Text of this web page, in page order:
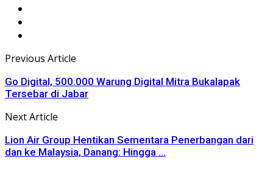
Previous Article
Go Digital, 500.000 Warung Digital Mitra Bukalapak
Tersebar di Jabar
Next Article
Lion Air Group Hentikan Sementara Penerbangan dari
dan ke Malaysia, Danang: Hingga ...